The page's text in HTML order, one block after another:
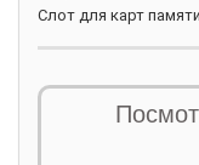
Слот для карт памяти